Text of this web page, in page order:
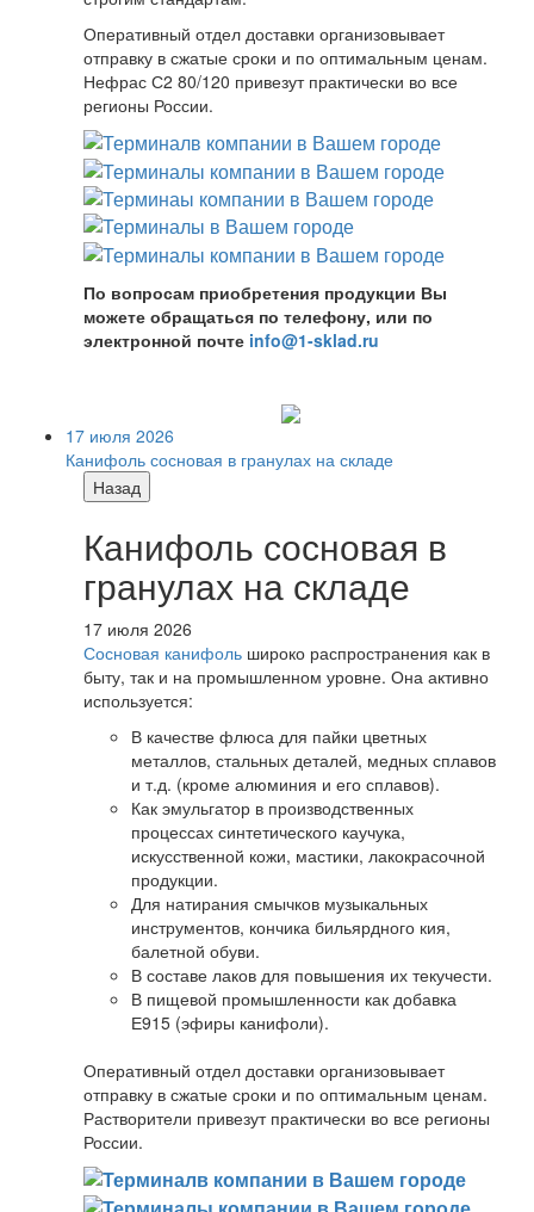
Оперативный отдел доставки организовывает
отправку в сжатые сроки и по оптимальным ценам.
Нефрас С2 80/120 привезут практически во все
регионы России.
По вопросам приобретения продукции Вы
можете обращаться по телефону, или по
электронной почте info@1-sklad.ru
17 июля 2026
Канифоль сосновая в гранулах на складе
Назад
Канифоль сосновая в
гранулах на складе
17 июля 2026
Сосновая канифоль широко распространения как в
быту, так и на промышленном уровне. Она активно
используется:
В качестве флюса для пайки цветных
металлов, стальных деталей, медных сплавов
и т.д. (кроме алюминия и его сплавов).
Как эмульгатор в производственных
процессах синтетического каучука,
искусственной кожи, мастики, лакокрасочной
продукции.
Для натирания смычков музыкальных
инструментов, кончика бильярдного кия,
балетной обуви.
В составе лаков для повышения их текучести.
В пищевой промышленности как добавка
Е915 (эфиры канифоли).
Оперативный отдел доставки организовывает
отправку в сжатые сроки и по оптимальным ценам.
Растворители привезут практически во все регионы
России.